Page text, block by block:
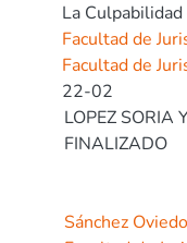
La
Facultad de
Facultad de
22-02
LOPEZ SORIA
FINALIZADO
Sánchez